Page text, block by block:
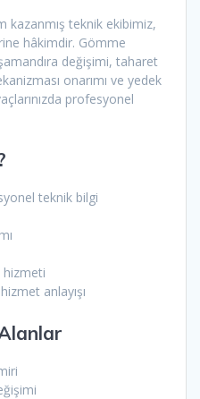
kazanmış teknik ekibimiz,
hâkimdir. Gömme
değişimi, taharet
onarımı ve yedek
profesyonel
teknik bilgi
hizmeti
anlayışı